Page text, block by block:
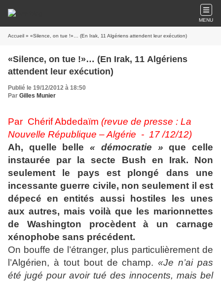
MENU
Accueil » «Silence, on tue !»… (En Irak, 11 Algériens attendent leur exécution)
«Silence, on tue !»… (En Irak, 11 Algériens
attendent leur exécution)
Publié le 19/12/2012 à 18:50
Par Gilles Munier
Par Chérif Abdedaïm (revue de presse : La
Nouvelle République – Algérie - 17 /12/12)
Ah, quelle belle« démocratie » que celle
instaurée par la secte Bush en Irak. Non
seulement le pays est plongé dans une
incessante guerre civile, non seulement il est
dépecé en entités aussi hostiles les unes
aux autres, mais voilà que les marionnettes
de Washington procèdent à un carnage
xénophobe sans précédent.
On bouffe de l’étranger, plus particulièrement de
l’Algérien, à tout bout de champ.«Je n’ai pas
été jugé pour avoir tué des innocents, mais bel